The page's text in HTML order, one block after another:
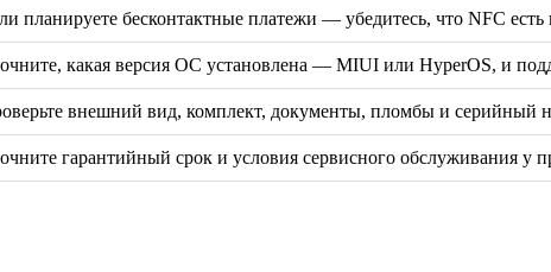
планируете бесконтактные платежи — убедитесь, что NFC есть
какая версия ОС установлена — MIUI или HyperOS, и
внешний вид, комплект, документы, пломбы и серийный
гарантийный срок и условия сервисного обслуживания у